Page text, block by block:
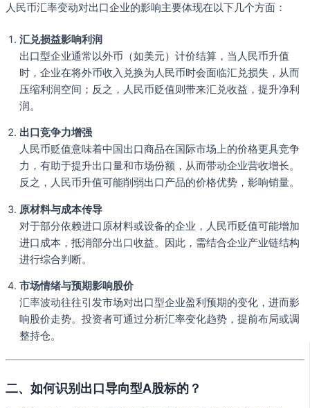
人民币汇率变动对出口企业的影响主要体现在以下几个方面：
汇兑损益影响利润
出口型企业通常以外币（如美元）计价结算，当人民币升值
时，企业在将外币收入兑换为人民币时会面临汇兑损失，从而
压缩利润空间；反之，人民币贬值则带来汇兑收益，提升净利
润。
出口竞争力增强
人民币贬值意味着中国出口商品在国际市场上的价格更具竞争
力，有助于提升出口量和市场份额，从而带动企业营收增长。
反之，人民币升值可能削弱出口产品的价格优势，影响销量。
原材料与成本传导
对于部分依赖进口原材料或设备的企业，人民币贬值可能增加
进口成本，抵消部分出口收益。因此，需结合企业产业链结构
进行综合判断。
市场情绪与预期影响股价
汇率波动往往引发市场对出口型企业盈利预期的变化，进而影
响股价走势。投资者可通过分析汇率变化趋势，提前布局或调
整持仓。
二、如何识别出口导向型A股标的？